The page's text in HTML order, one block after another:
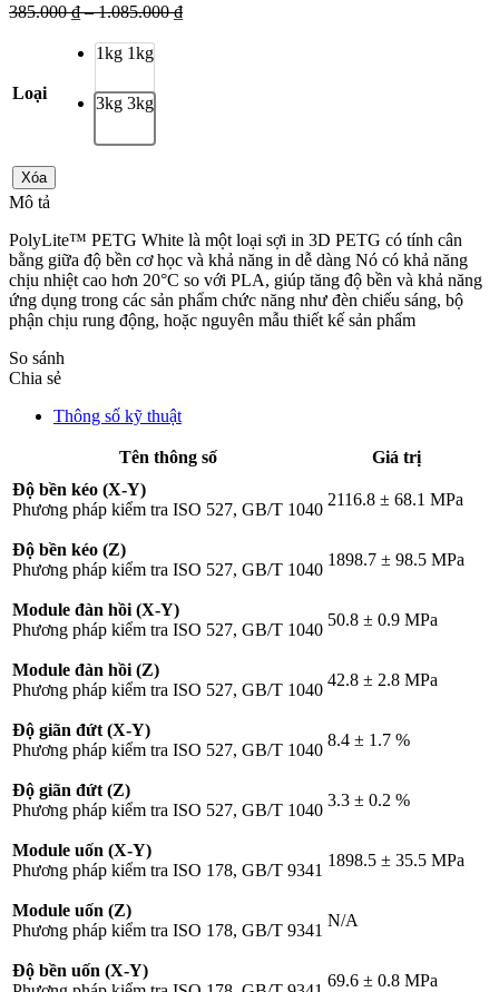
385.000₫–1.085.000₫
Loại
1kg 1kg
3kg 3kg
Xóa
Mô tả
PolyLite™ PETG White là một loại sợi in 3D PETG có tính cân
bằng giữa độ bền cơ học và khả năng in dễ dàng Nó có khả năng
chịu nhiệt cao hơn 20°C so với PLA, giúp tăng độ bền và khả năng
ứng dụng trong các sản phẩm chức năng như đèn chiếu sáng, bộ
phận chịu rung động, hoặc nguyên mẫu thiết kế sản phẩm
So sánh
Chia sẻ
Thông số kỹ thuật
Tên thông số
Giá trị
Độ bền kéo (X-Y)
Phương pháp kiểm tra ISO 527, GB/T 1040
2116.8 ± 68.1 MPa
Độ bền kéo (Z)
Phương pháp kiểm tra ISO 527, GB/T 1040
1898.7 ± 98.5 MPa
Module đàn hồi (X-Y)
Phương pháp kiểm tra ISO 527, GB/T 1040
50.8 ± 0.9 MPa
Module đàn hồi (Z)
Phương pháp kiểm tra ISO 527, GB/T 1040
42.8 ± 2.8 MPa
Độ giãn đứt (X-Y)
Phương pháp kiểm tra ISO 527, GB/T 1040
8.4 ± 1.7 %
Độ giãn đứt (Z)
Phương pháp kiểm tra ISO 527, GB/T 1040
3.3 ± 0.2 %
Module uốn (X-Y)
Phương pháp kiểm tra ISO 178, GB/T 9341
1898.5 ± 35.5 MPa
Module uốn (Z)
Phương pháp kiểm tra ISO 178, GB/T 9341
N/A
Độ bền uốn (X-Y)
69.6 ± 0.8 MPa